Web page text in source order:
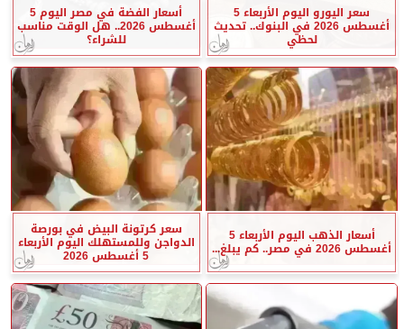
سعر اليورو اليوم الأربعاء 5
أغسطس 2026 في البنوك.. تحديث
لحظي
أسعار الفضة في مصر اليوم 5
أغسطس 2026.. هل الوقت مناسب
للشراء؟
أسعار الذهب اليوم الأربعاء 5
أغسطس 2026 في مصر.. كم يبلغ...
سعر كرتونة البيض في بورصة
الدواجن وللمستهلك اليوم الأربعاء
5 أغسطس 2026